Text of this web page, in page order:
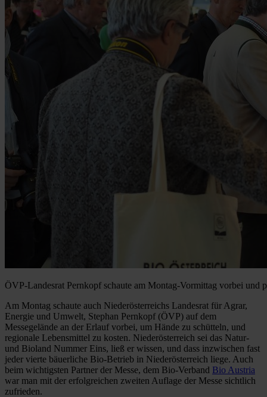
ÖVP-Landesrat Pernkopf schaute am Montag-Vormittag vorbei und
Am Montag schaute auch Niederösterreichs Landesrat für Agrar,
Energie und Umwelt, Stephan Pernkopf (ÖVP) auf dem
Messegelände an der Erlauf vorbei, um Hände zu schütteln, und
regionale Lebensmittel zu kosten. Niederösterreich sei das Natur-
und Bioland Nummer Eins, ließ er wissen, und dass inzwischen fast
jeder vierte bäuerliche Bio-Betrieb in Niederösterreich liege. Auch
beim wichtigsten Partner der Messe, dem Bio-Verband Bio Austria
war man mit der erfolgreichen zweiten Auflage der Messe sichtlich
zufrieden.